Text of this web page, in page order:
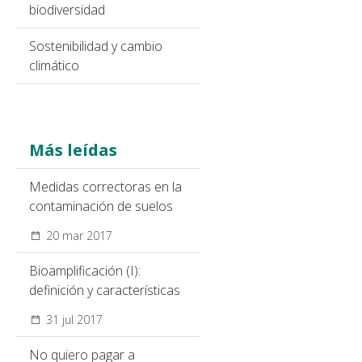
biodiversidad
Sostenibilidad y cambio
climático
Más leídas
Medidas correctoras en la
contaminación de suelos
20 mar 2017
Bioamplificación (I):
definición y características
31 jul 2017
No quiero pagar a